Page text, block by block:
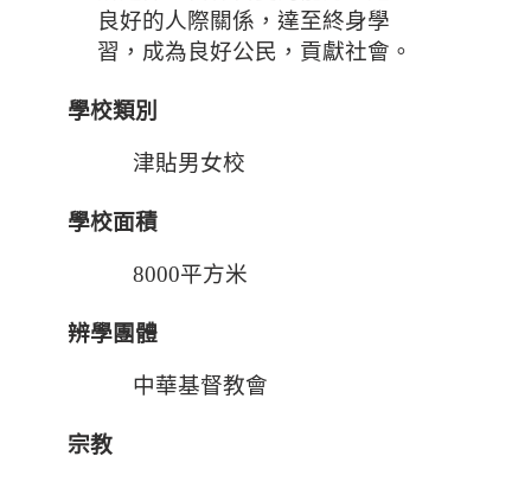
良好的人際關係，達至終身學
習，成為良好公民，貢獻社會。
學校類別
津貼男女校
學校面積
8000平方米
辨學團體
中華基督教會
宗教